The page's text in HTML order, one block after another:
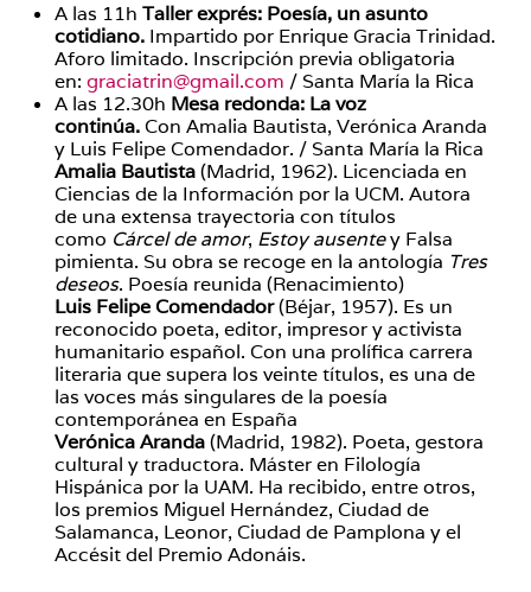
A las 11h Taller exprés: Poesía, un asunto
cotidiano. Impartido por Enrique Gracia Trinidad.
Aforo limitado. Inscripción previa obligatoria
en: graciatrin@gmail.com / Santa María la Rica
A las 12.30h Mesa redonda: La voz
continúa. Con Amalia Bautista, Verónica Aranda
y Luis Felipe Comendador. / Santa María la Rica
Amalia Bautista(Madrid, 1962). Licenciada en
Ciencias de la Información por la UCM. Autora
de una extensa trayectoria con títulos
como Cárcel de amor, Estoy ausentey Falsa
pimienta. Su obra se recoge en la antología Tres
deseos. Poesía reunida (Renacimiento)
Luis Felipe Comendador(Béjar, 1957). Es un
reconocido poeta, editor, impresor y activista
humanitario español. Con una prolífica carrera
literaria que supera los veinte títulos, es una de
las voces más singulares de la poesía
contemporánea en España
Verónica Aranda(Madrid, 1982). Poeta, gestora
cultural y traductora. Máster en Filología
Hispánica por la UAM. Ha recibido, entre otros,
los premios Miguel Hernández, Ciudad de
Salamanca, Leonor, Ciudad de Pamplona y el
Accésit del Premio Adonáis.